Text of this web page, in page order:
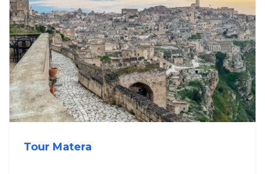
Tour Matera